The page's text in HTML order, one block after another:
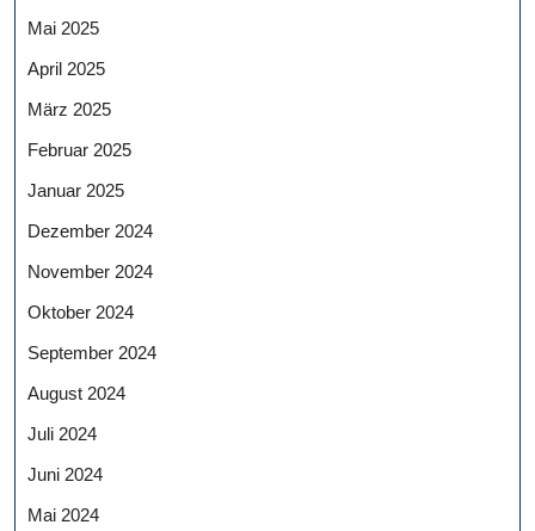
Mai 2025
April 2025
März 2025
Februar 2025
Januar 2025
Dezember 2024
November 2024
Oktober 2024
September 2024
August 2024
Juli 2024
Juni 2024
Mai 2024